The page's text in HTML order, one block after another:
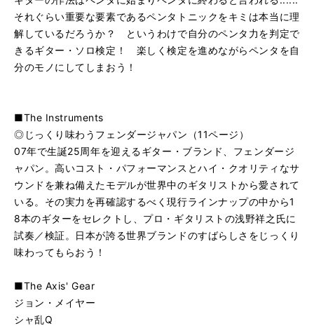
それぐらい重要な要素であるペンタトニックをキミは本当に理
解しているだろうか？ というわけで自分のペンタ力を判定で
きるギター・ソロ検定！ 楽しく検定を進めながらペンタを自
分のモノにしてしまおう！
■The Instruments
◎じっくり味わうフェンダージャパン（11ページ）
07年で生誕25周年を迎えるギター・ブランド、フェンダージ
ャパン。高いコスト・パフォーマンスとハイ・クオリティなサ
ウンドを兼ね備えたモデルが世界中のギタリストから愛されて
いる。その実力を再確認するべく現行ラインナップの中から1
8本のギターをセレクトし、プロ・ギタリストの浅野祥之氏に
試奏／検証。日本が誇る世界ブランドのすばらしさをじっくり
味わってもらおう！
■The Axis' Gear
ジョン・メイヤー
シャ乱Q